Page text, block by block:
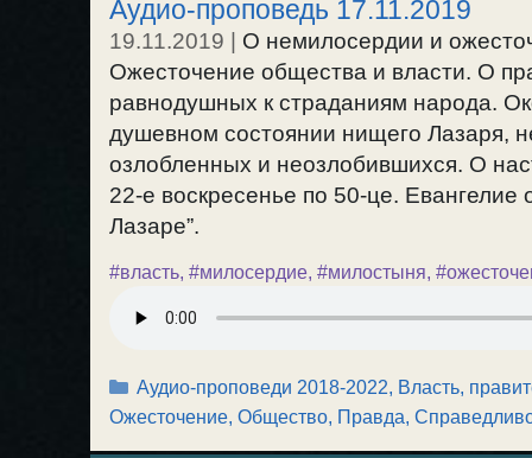
Аудио-проповедь 17.11.2019
19.11.2019 | О немилосердии и
Ожесточение общества и власти. О
равнодушных к страданиям народа.
душевном состоянии нищего Лазаря,
озлобленных и неозлобившихся. О
22-е воскресенье по 50-це. Евангелие
Лазаре”.
#власть, #милосердие, #милостыня,
Рубрики
Аудио-проповеди 2018-2022, Власть,
Ожесточение, Общество, Правда,